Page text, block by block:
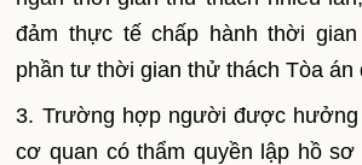
đảm thực tế chấp hành thời
phần tư thời gian thử thách Tòa án
3. Trường hợp người được
cơ quan có thẩm quyền lập hồ sơ